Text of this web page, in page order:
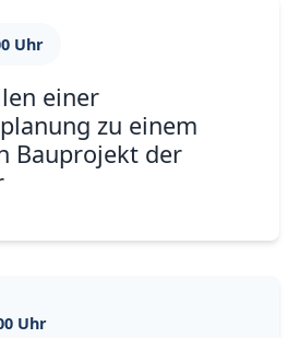
Uhr
einer
zu einem
Bauprojekt der
Uhr